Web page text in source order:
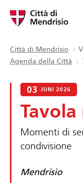
Città di Mendrisio
Agenda della Città
03 JUNI 2026
Tavola
Momenti di
condivisione
Mendrisio